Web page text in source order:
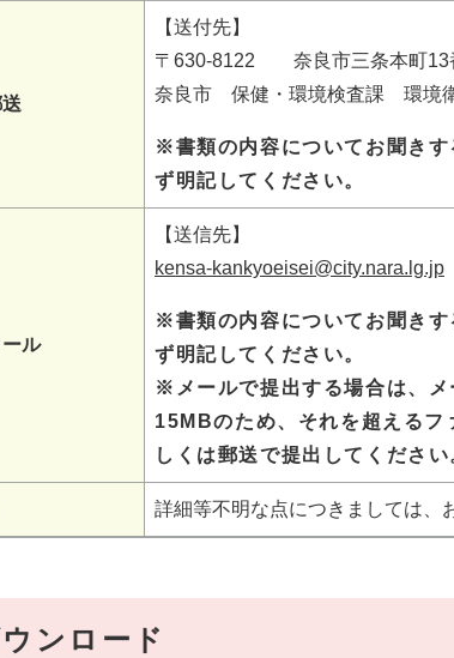
送
【送付先】
〒630-8122 奈良市三条本町13
奈良市 保健・環境検査課 環境
※書類の内容についてお聞き
ず明記してください。
ール
【送信先】
kensa-kankyoeisei@city.nara.lg.jp
※書類の内容についてお聞き
ず明記してください。
​※メールで提出する場合は、
15MBのため、それを超えるフ
しくは郵送で提出してください
詳細等不明な点につきましては、
ンロード